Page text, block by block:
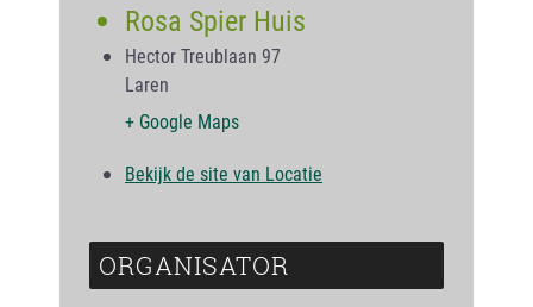
Rosa Spier Huis
Hector Treublaan 97
Laren
+ Google Maps
Bekijk de site van Locatie
ORGANISATOR